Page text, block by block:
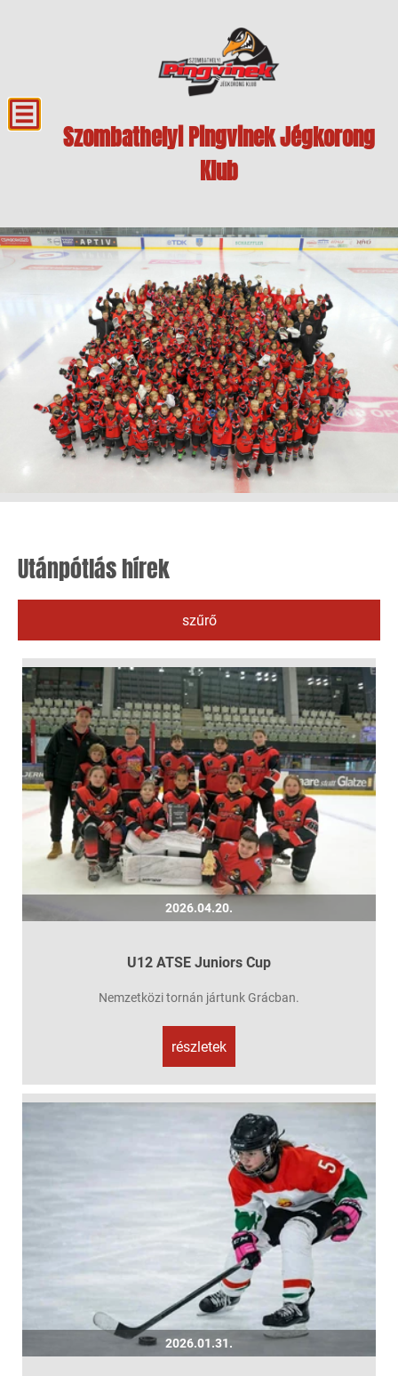
Szombathelyi Pingvinek Jégkorong
Klub
Utánpótlás hírek
szűrő
2026.04.20.
U12 ATSE Juniors Cup
Nemzetközi tornán jártunk Grácban.
részletek
2026.01.31.